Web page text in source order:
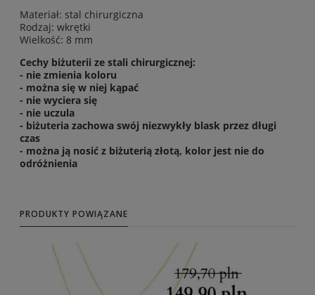
Materiał: stal chirurgiczna
Rodzaj: wkrętki
Wielkość: 8 mm
Cechy biżuterii ze stali chirurgicznej:
- nie zmienia koloru
- można się w niej kąpać
- nie wyciera się
- nie uczula
- biżuteria zachowa swój niezwykły blask przez długi
czas
- można ją nosić z biżuterią złotą, kolor jest nie do
odróżnienia
PRODUKTY POWIĄZANE